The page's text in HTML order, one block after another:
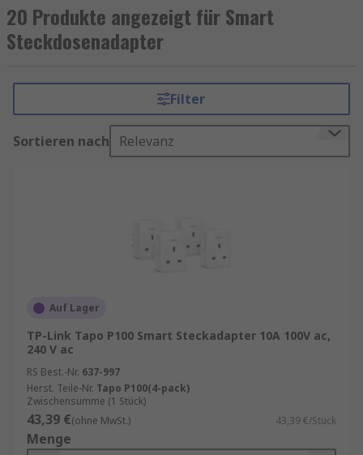
clevere Wahl für mehr Bequemlichkeit in Ihrem
Zuhause, sondern auch für eine nachhaltigere
und kostengünstigere Nutzung von Energie.
Ihr Zuhause intelligent – mit smarten
Vorteile von Smarten Steckdosenadaptern
Sie Ihr Zuhause verlassen haben und vergessen
haben, den Kaffeemaschine auszuschalten, oder
Licht dimmen möchten - mit einem smarten
Dies bedeutet nicht nur Komfort, sondern auch
Stromverbrauch vermeiden können.
Zeitplanung für einen effizienten
Tagesablauf:
20 Produkte angezeigt für Smart
Steckdosenadapter
Filter
Sortieren nach Relevanz
Auf Lager
TP-Link Tapo P100 Smart Steckadapter 10A 100V ac,
240 V ac
RS Best.-Nr. 637-997
Herst. Teile-Nr. Tapo P100(4-pack)
Zwischensumme (1 Stück)
43,39 €(ohne MwSt.) 43,39 €/Stück
Menge